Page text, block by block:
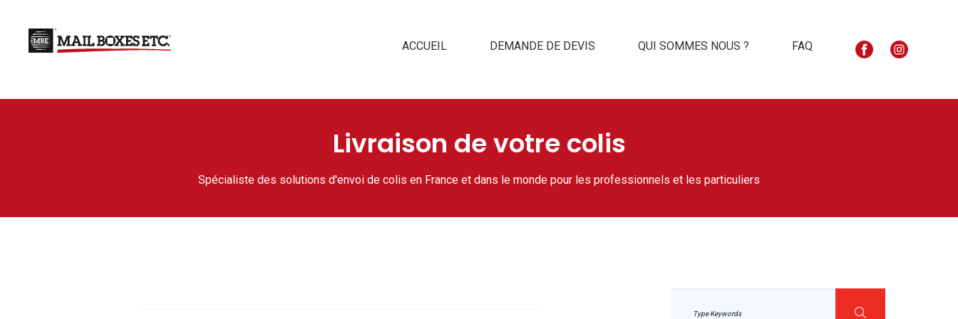
ACCUEIL DEMANDE DE DEVIS QUI SOMMES NOUS ? FAQ
Livraison de votre colis
Spécialiste des solutions d'envoi de colis en France et dans le monde pour les professionnels et les particuliers